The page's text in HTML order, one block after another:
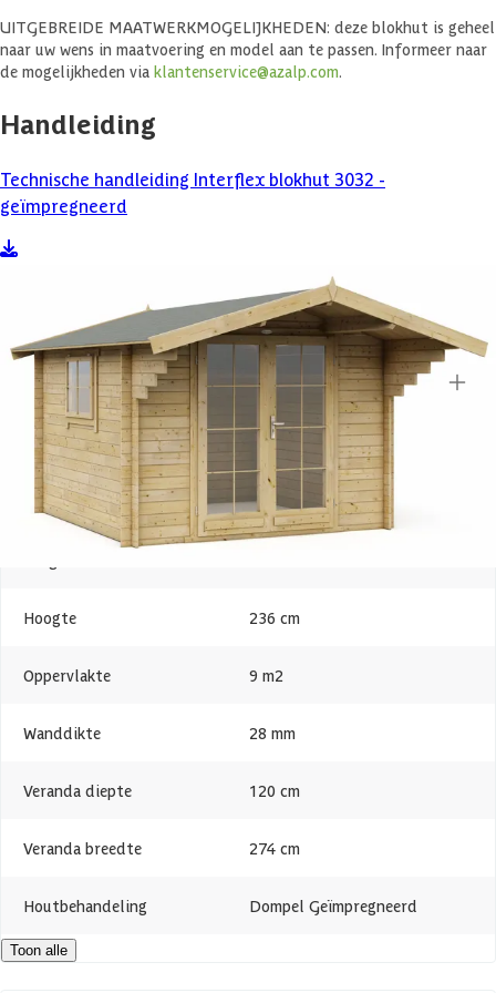
UITGEBREIDE MAATWERKMOGELIJKHEDEN: deze blokhut is geheel
naar uw wens in maatvoering en model aan te passen. Informeer naar
de mogelijkheden via klantenservice@azalp.com
Handleiding
Technische handleiding Interflex blokhut 3032 -
geïmpregneerd
Specificaties
Belangrijke specificaties
Merk Interflex
Breedte 300 cm
Hoogte 236 cm
Oppervlakte 9 m2
Wanddikte 28 mm
Veranda diepte 120 cm
Veranda breedte 274 cm
Houtbehandeling Dompel Geïmpregneerd
Dakvorm
Toon alle